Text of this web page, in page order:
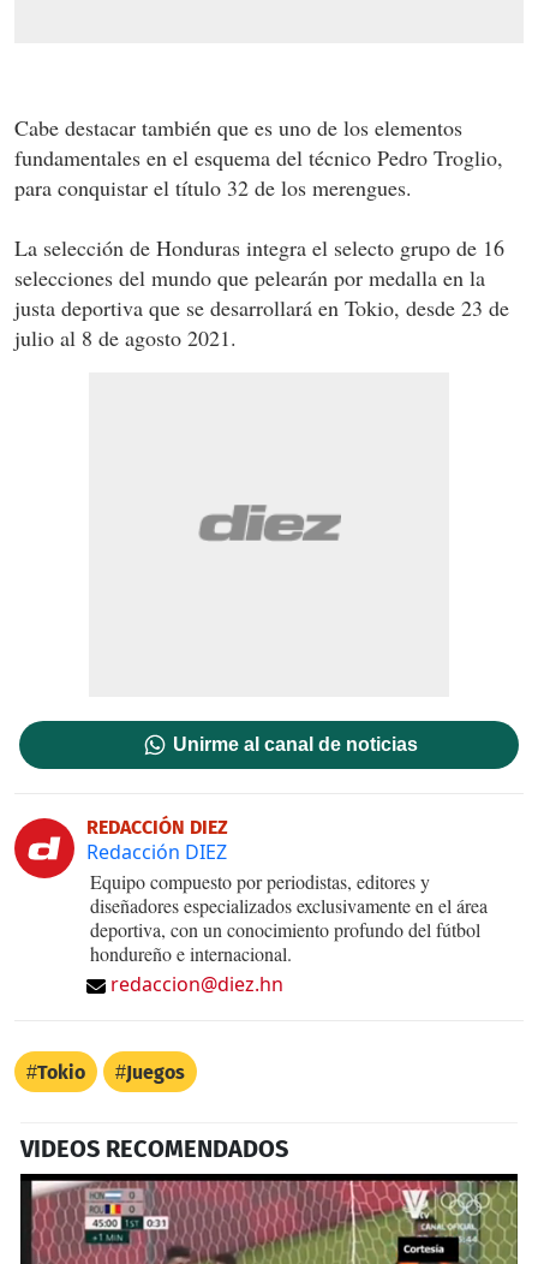
Cabe destacar también que es uno de los elementos
fundamentales en el esquema del técnico Pedro Troglio,
para conquistar el título 32 de los merengues.
La selección de Honduras integra el selecto grupo de 16
selecciones del mundo que pelearán por medalla en la
justa deportiva que se desarrollará en Tokio, desde 23 de
julio al 8 de agosto 2021.
Unirme al canal de noticias
REDACCIÓN DIEZ
Redacción DIEZ
Equipo compuesto por periodistas, editores y
diseñadores especializados exclusivamente en el área
deportiva, con un conocimiento profundo del fútbol
hondureño e internacional.
redaccion@diez.hn
Tokio Juegos
VIDEOS RECOMENDADOS